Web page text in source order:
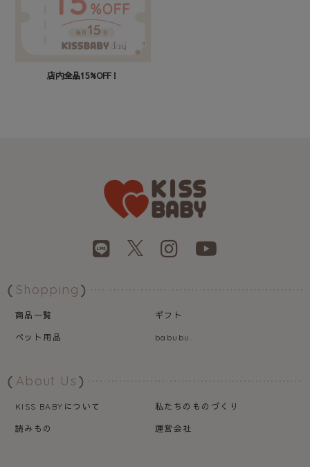
店内全品15%OFF！
Shopping
商品一覧
ギフト
ペット用品
babubu.
About Us
KISS BABY について
私たちのものづくり
読みもの
運営会社